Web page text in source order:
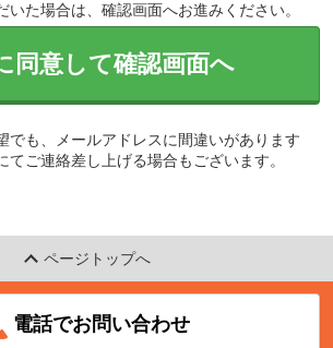
いた場合は、確認画面へお進みください。
同意して確認画面へ
でも、メールアドレスに間違いがあります
てご連絡差し上げる場合もございます。
ページトップへ
電話でお問い合わせ